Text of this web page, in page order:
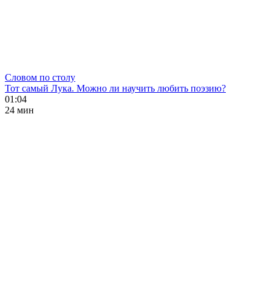
Словом по столу
Тот самый Лука. Можно ли научить любить поэзию?
01:04
24 мин